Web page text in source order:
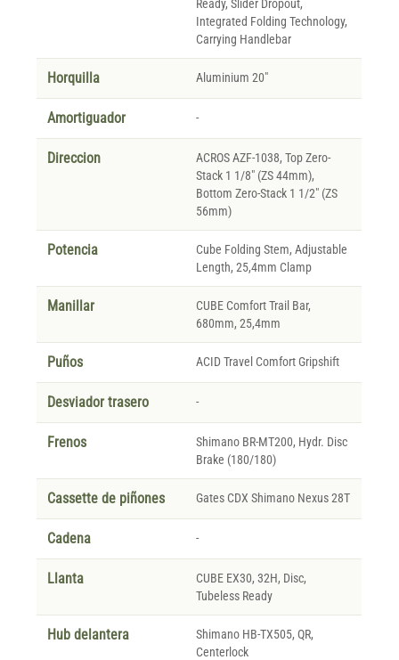
Ready, Slider Dropout,
Integrated Folding Technology,
Carrying Handlebar
Horquilla Aluminium 20"
Amortiguador -
Direccion
ACROS AZF-1038, Top Zero-
Stack 1 1/8" (ZS 44mm),
Bottom Zero-Stack 1 1/2" (ZS
56mm)
Potencia
Cube Folding Stem, Adjustable
Length, 25,4mm Clamp
Manillar
CUBE Comfort Trail Bar,
680mm, 25,4mm
Puños ACID Travel Comfort Gripshift
Desviador trasero -
Frenos
Shimano BR-MT200, Hydr. Disc
Brake (180/180)
Cassette de piñones Gates CDX Shimano Nexus 28T
Cadena -
Llanta
CUBE EX30, 32H, Disc,
Tubeless Ready
Hub delantera
Shimano HB-TX505, QR,
Centerlock